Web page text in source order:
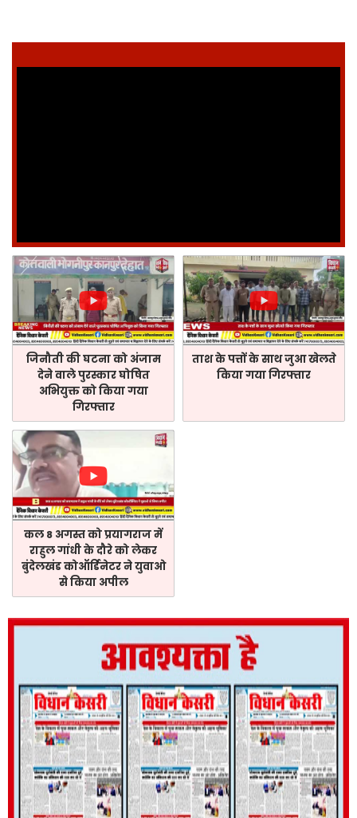
जिनौती की घटना को अंजाम
देने वाले पुरस्कार घोषित
अभियुक्त को किया गया
गिरफ्तार
ताश के पत्तों के साथ जुआ खेलते
किया गया गिरफ्तार
कल 8 अगस्त को प्रयागराज में
राहुल गांधी के दौरे को लेकर
बुंदेलखंड कोऑर्डिनेटर ने युवाओ
से किया अपील